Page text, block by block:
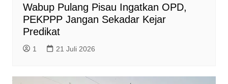
Wabup Pulang Pisau Ingatkan OPD,
PEKPPP Jangan Sekadar Kejar
Predikat
1 21 Juli 2026